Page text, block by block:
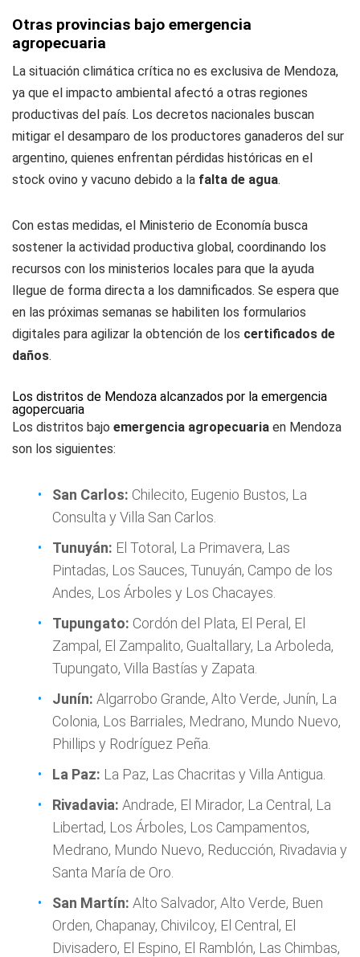
Otras provincias bajo emergencia
agropecuaria
La situación climática crítica no es exclusiva de Mendoza,
ya que el impacto ambiental afectó a otras regiones
productivas del país. Los decretos nacionales buscan
mitigar el desamparo de los productores ganaderos del sur
argentino, quienes enfrentan pérdidas históricas en el
stock ovino y vacuno debido a la falta de agua.
Con estas medidas, el Ministerio de Economía busca
sostener la actividad productiva global, coordinando los
recursos con los ministerios locales para que la ayuda
llegue de forma directa a los damnificados. Se espera que
en las próximas semanas se habiliten los formularios
digitales para agilizar la obtención de los certificados de
daños.
Los distritos de Mendoza alcanzados por la emergencia
agopercuaria
Los distritos bajo emergencia agropecuaria en Mendoza
son los siguientes:
San Carlos: Chilecito, Eugenio Bustos, La
Consulta y Villa San Carlos.
Tunuyán: El Totoral, La Primavera, Las
Pintadas, Los Sauces, Tunuyán, Campo de los
Andes, Los Árboles y Los Chacayes.
Tupungato: Cordón del Plata, El Peral, El
Zampal, El Zampalito, Gualtallary, La Arboleda,
Tupungato, Villa Bastías y Zapata.
Junín: Algarrobo Grande, Alto Verde, Junín, La
Colonia, Los Barriales, Medrano, Mundo Nuevo,
Phillips y Rodríguez Peña.
La Paz: La Paz, Las Chacritas y Villa Antigua.
Rivadavia: Andrade, El Mirador, La Central, La
Libertad, Los Árboles, Los Campamentos,
Medrano, Mundo Nuevo, Reducción, Rivadavia y
Santa María de Oro.
San Martín: Alto Salvador, Alto Verde, Buen
Orden, Chapanay, Chivilcoy, El Central, El
Divisadero, El Espino, El Ramblón, Las Chimbas,